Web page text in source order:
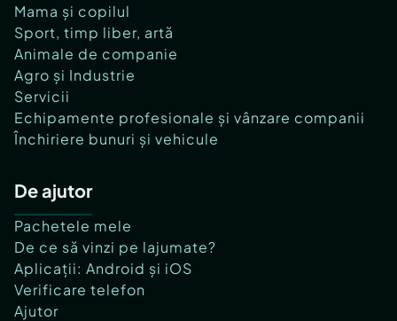
Mama și copilul
Sport, timp liber, artă
Animale de companie
Agro și Industrie
Servicii
Echipamente profesionale și vânzare companii
Închiriere bunuri și vehicule
De ajutor
Pachetele mele
De ce să vinzi pe lajumate?
Aplicații: Android și iOS
Verificare telefon
Ajutor